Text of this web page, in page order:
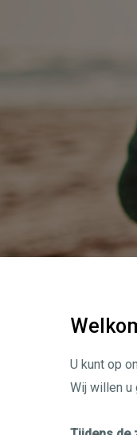
U kunt op
Wij willen u